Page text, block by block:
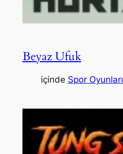
Beyaz Ufuk
içinde Spor Oyunları